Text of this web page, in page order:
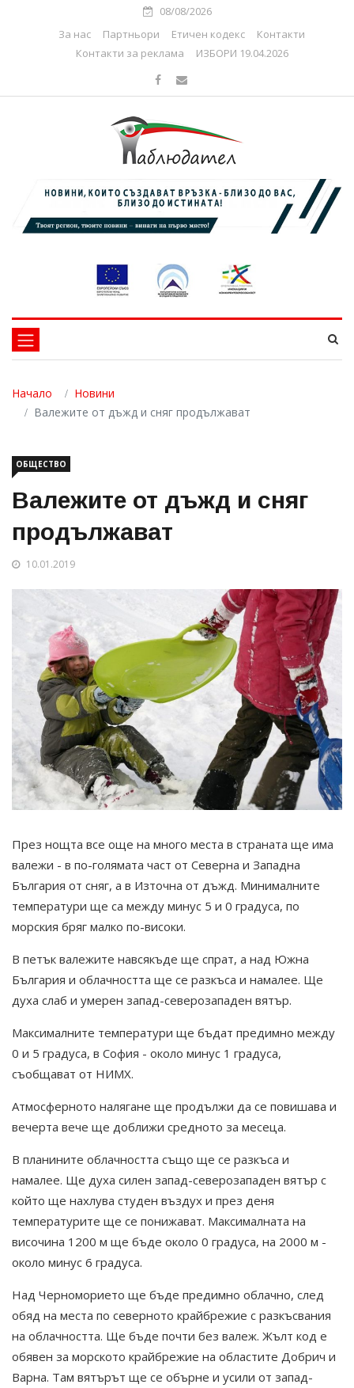
08/08/2026
За нас
Партньори Етичен кодекс
Контакти
Контакти за реклама
ИЗБОРИ 19.04.2026
Начало
Новини
Валежите от дъжд и сняг продължават
ОБЩЕСТВО
Валежите от дъжд и сняг
продължават
10.01.2019
През нощта все още на много места в страната ще има
валежи - в по-голямата част от Северна и Западна
България от сняг, а в Източна от дъжд. Минималните
температури ще са между минус 5 и 0 градуса, по
морския бряг малко по-високи.
В петък валежите навсякъде ще спрат, а над Южна
България и облачността ще се разкъса и намалее. Ще
духа слаб и умерен запад-северозападен вятър.
Максималните температури ще бъдат предимно между
0 и 5 градуса, в София - около минус 1 градуса,
съобщават от НИМХ.
Атмосферното налягане ще продължи да се повишава и
вечерта вече ще доближи средното за месеца.
В планините облачността също ще се разкъса и
намалее. Ще духа силен запад-северозападен вятър с
който ще нахлува студен въздух и през деня
температурите ще се понижават. Максималната на
височина 1200 м ще бъде около 0 градуса, на 2000 м -
около минус 6 градуса.
Над Черноморието ще бъде предимно облачно, след
обяд на места по северното крайбрежие с разкъсвания
на облачността. Ще бъде почти без валеж. Жълт код е
обявен за морското крайбрежие на областите Добрич и
Варна. Там вятърът ще се обърне и усили от запад-